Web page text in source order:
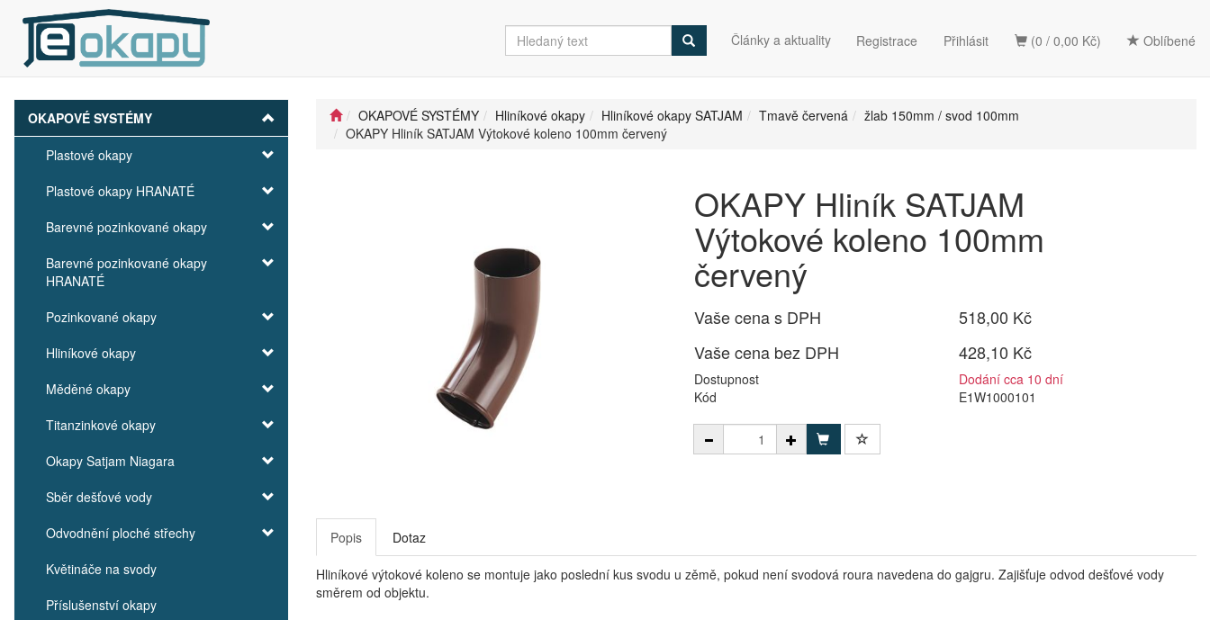
(0 / 0,00 Kč) Oblíbené
Články a aktuality Registrace Přihlásit
OKAPOVÉ SYSTÉMY
Plastové okapy
Plastové okapy HRANATÉ
Barevné pozinkované okapy
Barevné pozinkované okapy
HRANATÉ
Pozinkované okapy
Hliníkové okapy
Měděné okapy
Titanzinkové okapy
Okapy Satjam Niagara
Sběr dešťové vody
Odvodnění ploché střechy
Květináče na svody
Příslušenství okapy
OKAPOVÉ SYSTÉMY Hliníkové okapy Hliníkové okapy SATJAM Tmavě červená
žlab 150mm / svod 100mm
OKAPY Hliník SATJAM Výtokové koleno 100mm červený
OKAPY Hliník SATJAM
Výtokové koleno 100mm
červený
Vaše cena s DPH
518,00 Kč
Vaše cena bez DPH
428,10 Kč
Dostupnost
Dodání cca 10 dní
Kód
E1W1000101
Popis Dotaz
Hliníkové výtokové koleno se montuje jako poslední kus svodu u zěmě, pokud není svodová roura navedena do gajgru. Zajišťuje odvod dešťové vody
směrem od objektu.